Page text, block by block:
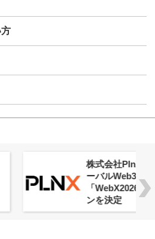
社PlnX、アジア最大級のグロ
Web3カンファレンス
」とのコラボレーショ